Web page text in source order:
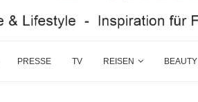
PRESSE TV REISEN BEAUTY